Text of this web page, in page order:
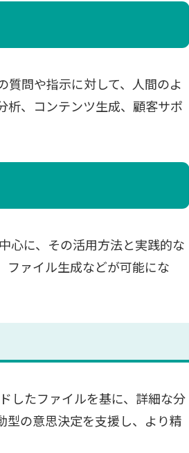
質問や指示に対して、人間のよ
析、コンテンツ生成、顧客サポ
心に、その活用方法と実践的な
ファイル生成などが可能にな
したファイルを基に、詳細な分
型の意思決定を支援し、より精